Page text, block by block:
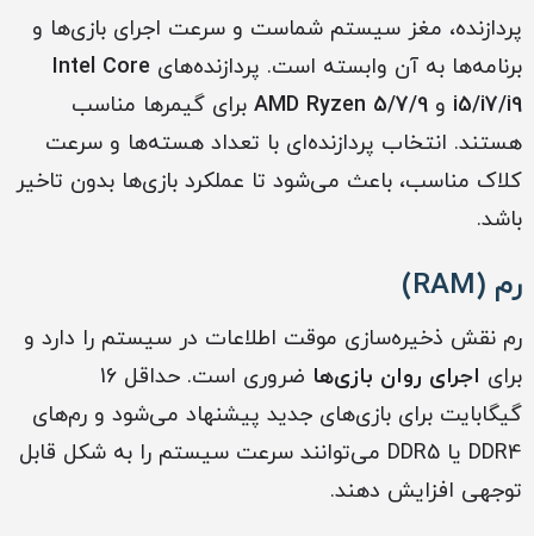
پردازنده، مغز سیستم شماست و سرعت اجرای بازی‌ها و
برنامه‌ها به آن وابسته است. پردازنده‌های Intel Core
i5/i7/i9 و AMD Ryzen 5/7/9 برای گیمرها مناسب
هستند. انتخاب پردازنده‌ای با تعداد هسته‌ها و سرعت
کلاک مناسب، باعث می‌شود تا عملکرد بازی‌ها بدون تاخیر
باشد.
رم (RAM)
رم نقش ذخیره‌سازی موقت اطلاعات در سیستم را دارد و
برای اجرای روان بازی‌ها
ضروری است. حداقل 16
گیگابایت برای بازی‌های جدید پیشنهاد می‌شود و رم‌های
DDR4 یا DDR5 می‌توانند سرعت سیستم را به شکل قابل
توجهی افزایش دهند.